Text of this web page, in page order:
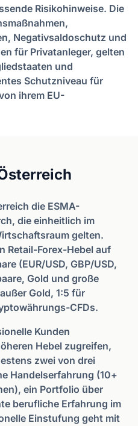
Risikohinweise. Die
Negativsaldoschutz und
für Privatanleger, gelten
und
Schutzniveau für
ihrem EU-
die ESMA-
die einheitlich im
gelten.
Retail-Forex-Hebel auf
(EUR/USD, GBP/USD,
Gold und große
Gold, 1:5 für
CFDs.
Kunden
Hebel zugreifen,
zwei von drei
Handelserfahrung (10+
ein Portfolio über
berufliche Erfahrung im
Einstufung geht mit